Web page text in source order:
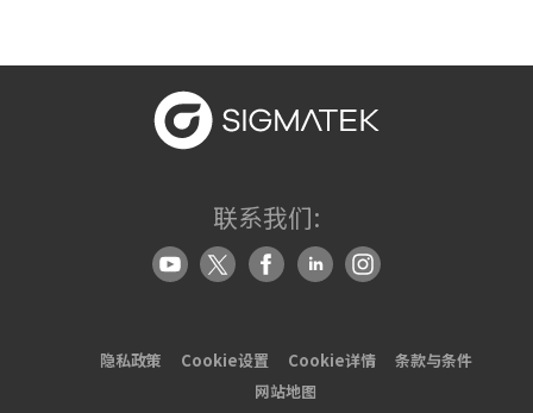
联系我们:
隐私政策 Cookie设置 Cookie详情
条款与条件
网站地图